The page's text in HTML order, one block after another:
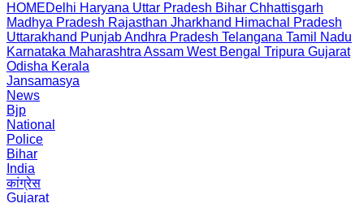
HOMEDelhi Haryana Uttar Pradesh Bihar Chhattisgarh
Madhya Pradesh Rajasthan Jharkhand Himachal Pradesh
Uttarakhand PunjabAndhra Pradesh Telangana Tamil Nadu
Karnataka Maharashtra Assam West Bengal Tripura Gujarat
Odisha Kerala
Jansamasya
News
Bjp
National
Police
Bihar
India
कांग्रेस
Gujarat